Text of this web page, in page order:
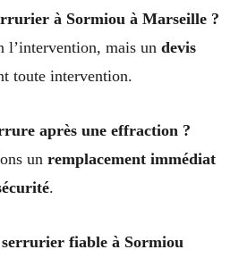
à Sormiou à Marseille ?
l’intervention, mais un devis
toute intervention.
après une effraction ?
un remplacement immédiat
.
fiable à Sormiou